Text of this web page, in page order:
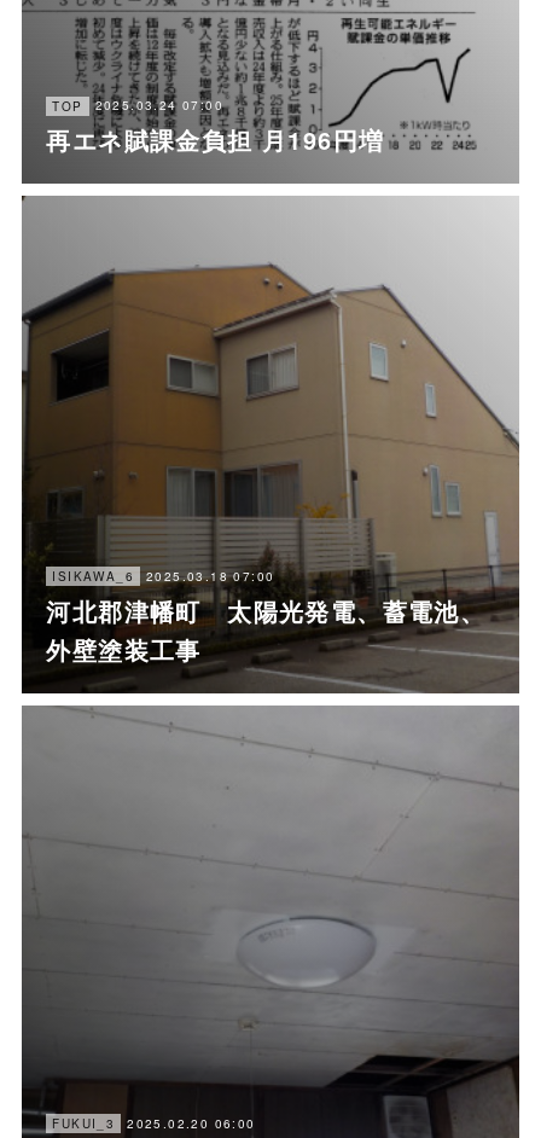
TOP 2025.03.24 07:00
再エネ賦課金負担 月196円増
ISIKAWA_6 2025.03.18 07:00
河北郡津幡町 太陽光発電、蓄電池、
外壁塗装工事
FUKUI_3 2025.02.20 06:00